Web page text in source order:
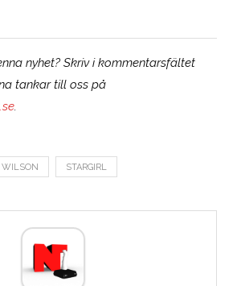
nyhet? Skriv i kommentarsfältet
tankar till oss på
.
WILSON STARGIRL